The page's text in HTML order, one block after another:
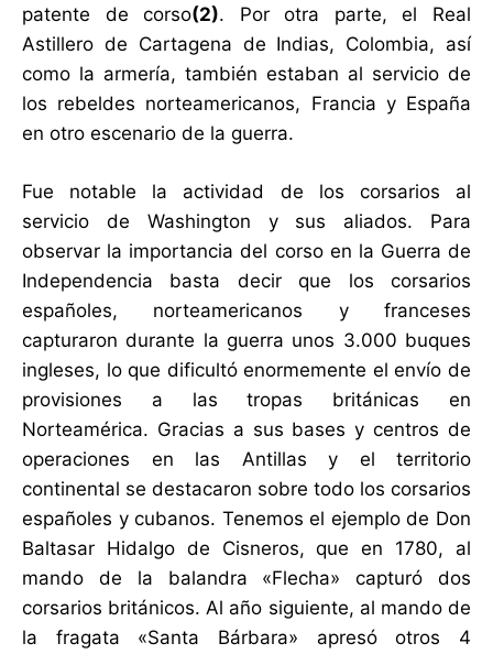
patente de corso(2). Por otra parte, el Real
Astillero de Cartagena de Indias, Colombia, así
como la armería, también estaban al servicio de
los rebeldes norteamericanos, Francia y España
en otro escenario de la guerra.
Fue notable la actividad de los corsarios al
servicio de Washington y sus aliados. Para
observar la importancia del corso en la Guerra de
Independencia basta decir que los corsarios
españoles, norteamericanos y franceses
capturaron durante la guerra unos 3.000 buques
ingleses, lo que dificultó enormemente el envío de
provisiones a las tropas británicas en
Norteamérica. Gracias a sus bases y centros de
operaciones en las Antillas y el territorio
continental se destacaron sobre todo los corsarios
españoles y cubanos. Tenemos el ejemplo de Don
Baltasar Hidalgo de Cisneros, que en 1780, al
mando de la balandra «Flecha» capturó dos
corsarios británicos. Al año siguiente, al mando de
la fragata «Santa Bárbara» apresó otros 4